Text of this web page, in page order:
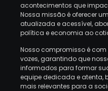
acontecimentos que
Nossa missão é oferecer
atualizada e acessível,
política e economia ao
Nosso compromisso é
vozes, garantindo que
informados para formar
equipe dedicada e atenta,
mais relevantes para a